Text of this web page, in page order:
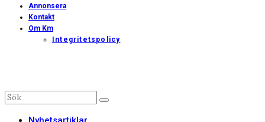
Annonsera
Kontakt
Om Km
Integritetspolicy